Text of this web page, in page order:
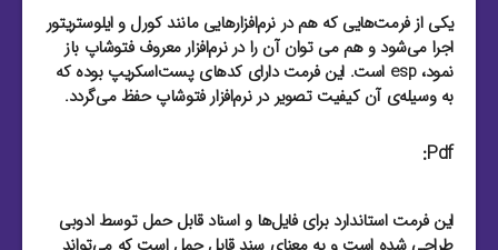
یکی از فرمت‌هایی که هم در نرم‌افزار‌هایی مانند کورل و ایلوستریتور
اجرا می‌شود و هم می توان آن را در نرم‌افزار معروف فتوشاپ باز
نمود، esp است. این فرمت دارای کد‌های پست‌اسکریپ بوده که
به وسیله‌ی آن کیفیت تصویر در نرم‌افزار فتوشاپ حفظ می‌گردد.
Pdf:
این فرمت استاندارد برای فایل‌‌ها و اسناد قابل حمل توسط ادوبی